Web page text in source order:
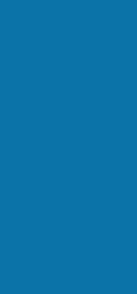
اما آنچه به بیرون
دادستانی عمومی
براساس اسنادی که پس
آنچه از یادداشت
این مرد روز پنج‌شنبه